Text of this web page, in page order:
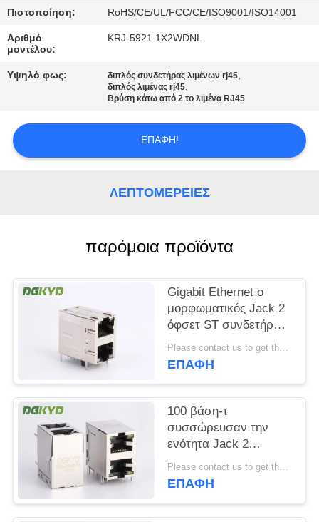
ΕΛΆΤΕ
ΣΕ
ΕΠΑΦΉ
ΈΝΑ
ΑΠΌΣΠΑΣΜΑ
ΠΟΛΙΤΙΚΉ
ΜΥΣΤΙΚΌΤΗΤΑΣ
Πιστοποίηση: RoHS/CE/UL/FCC/CE/ISO9001/ISO14001
Αριθμό
μοντέλου:
KRJ-5921 1X2WDNL
Υψηλό φως: διπλός συνδετήρας λιμένων rj45,
διπλός λιμένας rj45,
Βρύση κάτω από 2 το λιμένα RJ45
ΕΠΑΦΉ!
ΛΕΠΤΟΜΈΡΕΙΕΣ
παρόμοια προϊόντα
Gigabit Ethernet ο
μορφωματικός Jack 2
όφσετ ST συνδετήρων
2x1 λιμένων RJ45/Jk
με Leds
Please contact us to get the latest price. MOQ:1 κομμάτι
ΕΠΑΦΉ
100 βάση-τ
συσσώρευσαν την
ενότητα Jack 2
λιμένων RJ45 με
Magnetics η εμβύθιση
Please contact us to get the latest price. MOQ:1 κομμάτι
ΕΠΑΦΉ